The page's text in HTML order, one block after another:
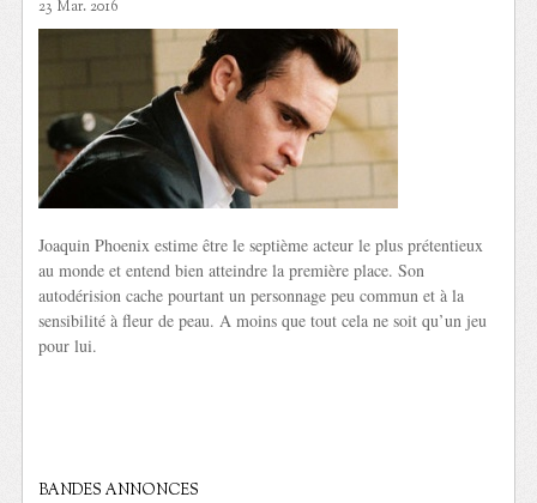
23 Mar. 2016
Joaquin Phoenix estime être le septième acteur le plus prétentieux
au monde et entend bien atteindre la première place. Son
autodérision cache pourtant un personnage peu commun et à la
sensibilité à fleur de peau. A moins que tout cela ne soit qu’un jeu
pour lui.
BANDES ANNONCES